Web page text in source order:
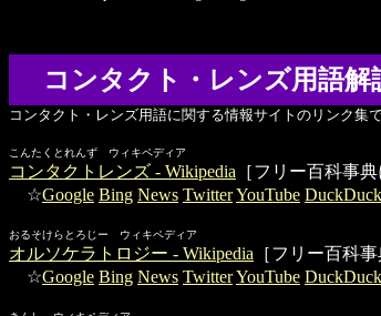
コンタクト・レンズ用語解
コンタクト・レンズ用語に関する情報サイトのリンク集で
こんたくとれんず ウィキペディア
コンタクトレンズ - Wikipedia ［フリー百科事
☆Google Bing News TwitterYouTube
おるそけらとろじー ウィキペディア
オルソケラトロジー - Wikipedia ［フリー百科
☆Google Bing News TwitterYouTube